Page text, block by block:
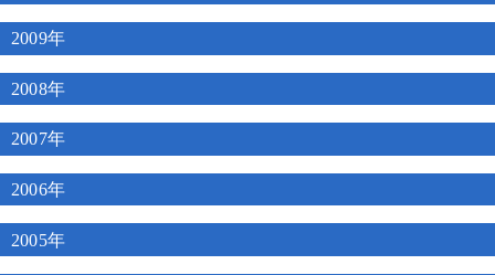
2009年
2008年
2007年
2006年
2005年